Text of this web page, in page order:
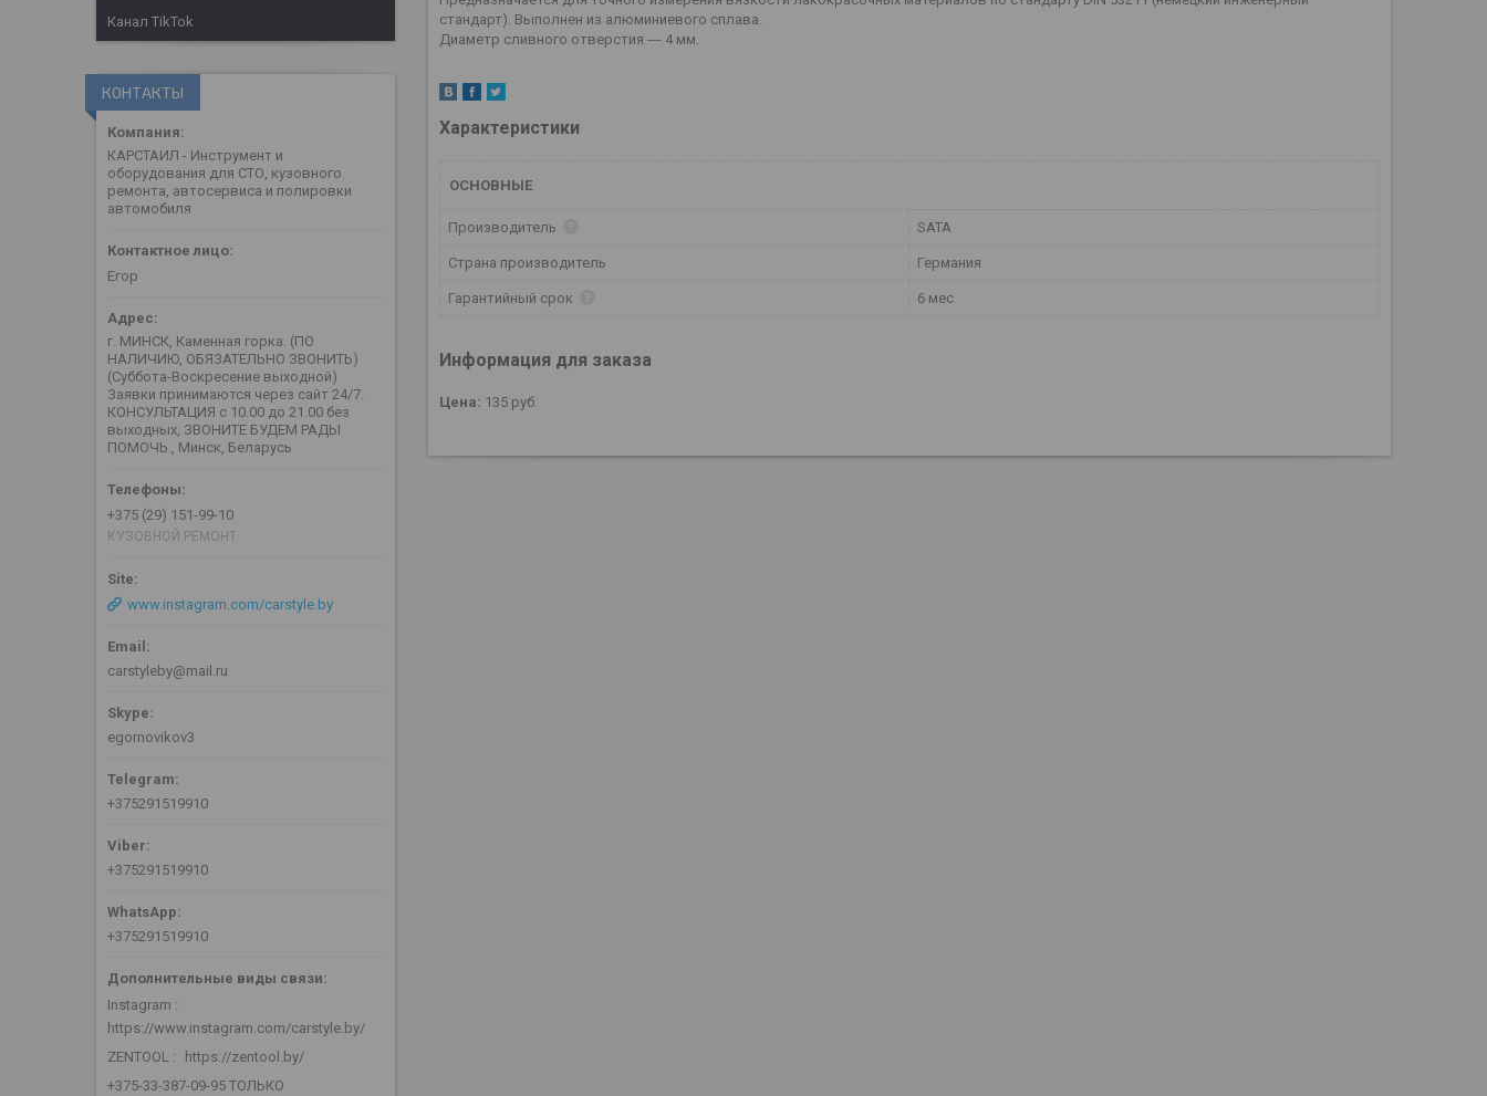
стандарт). Выполнен из алюминиевого сплава.
Диаметр сливного отверстия ― 4 мм.
Характеристики
ОСНОВНЫЕ
Производитель SATA
Страна производитель Германия
Гарантийный срок 6 мес
Информация для заказа
Цена: 135 руб.
Канал TikTok
КОНТАКТЫ
КАРСТАИЛ - Инструмент и
оборудования для СТО, кузовного
ремонта, автосервиса и полировки
автомобиля
Егор
г. МИНСК, Каменная горка. (ПО
НАЛИЧИЮ, ОБЯЗАТЕЛЬНО ЗВОНИТЬ)
(Суббота-Воскресение выходной)
Заявки принимаются через сайт 24/7.
КОНСУЛЬТАЦИЯ с 10.00 до 21.00 без
выходных, ЗВОНИТЕ БУДЕМ РАДЫ
ПОМОЧЬ., Минск, Беларусь
+375 (29) 151-99-10
КУЗОВНОЙ РЕМОНТ
www.instagram.com/carstyle.by
carstyleby@mail.ru
egornovikov3
+375291519910
+375291519910
+375291519910
Instagram
https://www.instagram.com/carstyle.by/
ZENTOOL
https://zentool.by/
+375-33-387-09-95 ТОЛЬКО